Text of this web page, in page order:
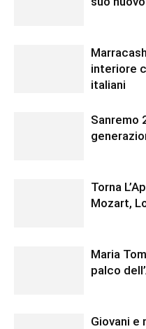
interiore
italiani
Sanremo
Torna
Mozart,
Maria
palco
Giovani e